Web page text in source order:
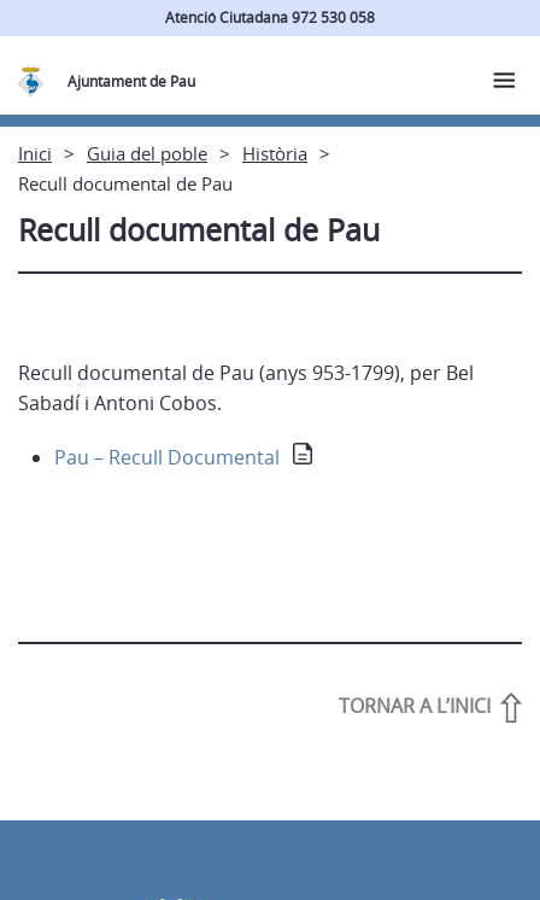
Atenció Ciutadana 972 530 058
Ajuntament de Pau
Inici Guia del poble
Història
Recull documental de Pau
Recull documental de Pau
Recull documental de Pau (anys 953-1799), per Bel
Sabadí i Antoni Cobos.
Pau – Recull Documental
TORNAR A L’INICI